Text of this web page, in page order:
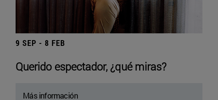
9 SEP - 8 FEB
Querido espectador, ¿qué miras?
Más información